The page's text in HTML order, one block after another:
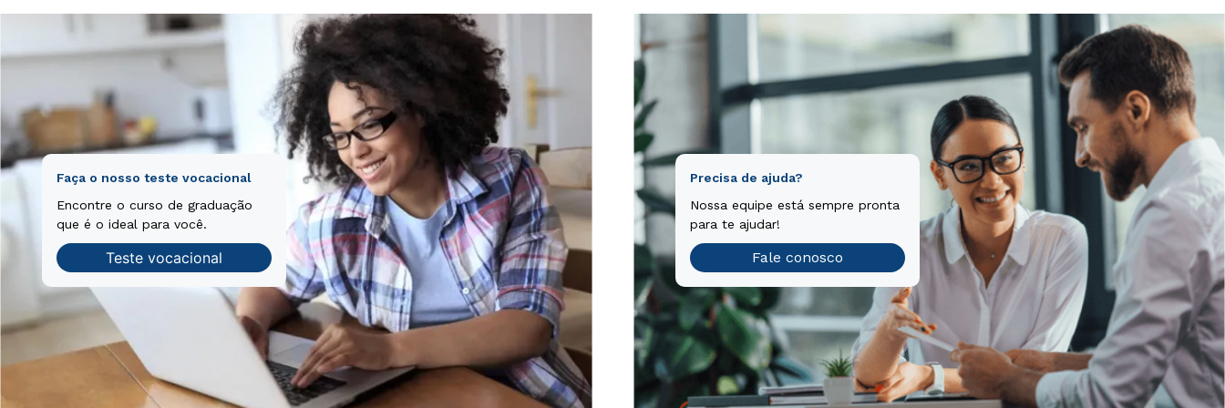
Faça o nosso teste vocacional
Encontre o curso de graduação
que é o ideal para você.
Teste vocacional
Precisa de ajuda?
Nossa equipe está sempre pronta
para te ajudar!
Fale conosco